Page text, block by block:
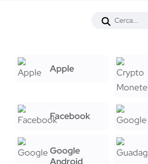
Apple
Facebook
Google
Android